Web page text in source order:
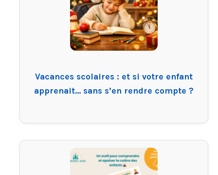
Vacances scolaires : et si votre enfant
apprenait… sans s’en rendre compte ?